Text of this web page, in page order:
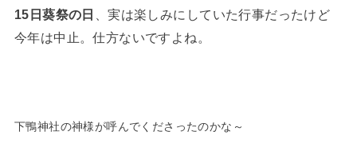
15日葵祭の日
、実は楽しみにしていた行事だったけど
今年は中止。仕方ないですよね。
下鴨神社の神様が呼んでくださったのかな～